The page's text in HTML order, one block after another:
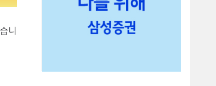
니